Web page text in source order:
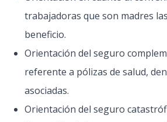
trabajadoras que son madres
beneficio.
Orientación del seguro
referente a pólizas de salud,
asociadas.
Orientación del seguro